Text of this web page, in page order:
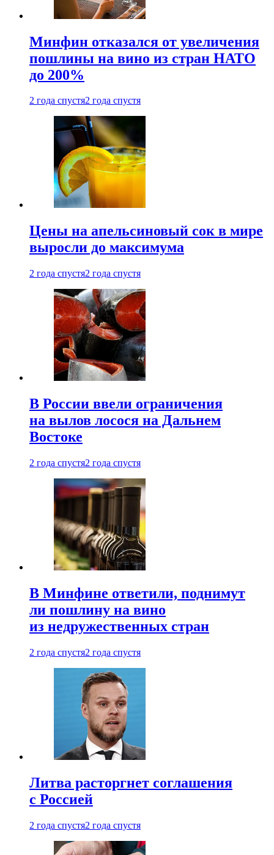
Минфин отказался от увеличения
пошлины на вино из стран НАТО
до 200%
2 года спустя2 года спустя
Цены на апельсиновый сок в мире
выросли до максимума
2 года спустя2 года спустя
В России ввели ограничения
на вылов лосося на Дальнем
Востоке
2 года спустя2 года спустя
В Минфине ответили, поднимут
ли пошлину на вино
из недружественных стран
2 года спустя2 года спустя
Литва расторгнет соглашения
с Россией
2 года спустя2 года спустя